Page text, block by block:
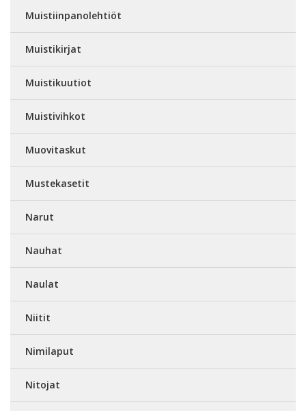
Muistiinpanolehtiöt
Muistikirjat
Muistikuutiot
Muistivihkot
Muovitaskut
Mustekasetit
Narut
Nauhat
Naulat
Niitit
Nimilaput
Nitojat